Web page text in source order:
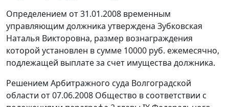
Определением от 31.01.2008 временным
управляющим должника утверждена Зубковская
Наталья Викторовна, размер вознаграждения
которой установлен в сумме 10000 руб. ежемесячно,
подлежащей выплате за счет имущества должника.
Решением Арбитражного суда Волгоградской
области от 07.06.2008 Общество в соответствии с